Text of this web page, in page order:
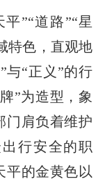
”“道路”“星
特色，直观地
与“正义”的行
”为造型，象
门肩负着维护
行安全的职
平的金黄色以